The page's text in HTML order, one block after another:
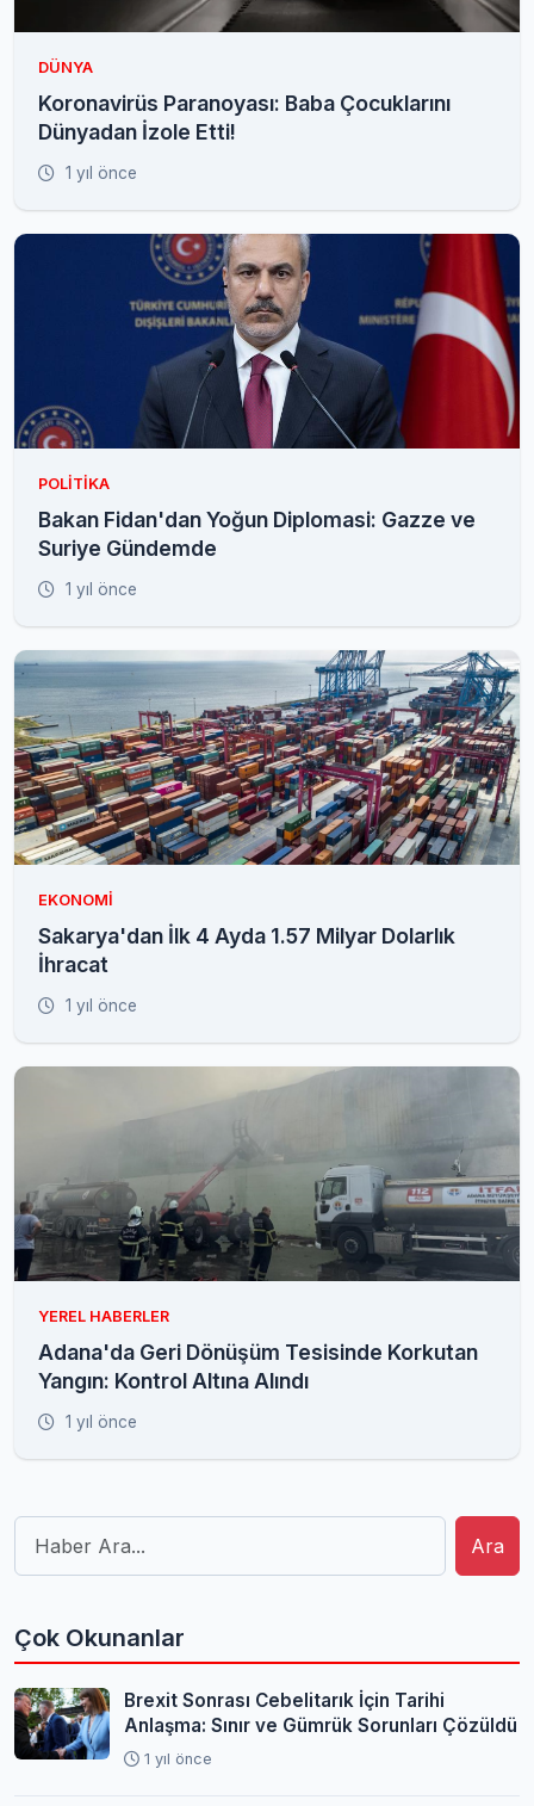
DÜNYA
Koronavirüs Paranoyası: Baba Çocuklarını
Dünyadan İzole Etti!
1 yıl önce
POLITIKA
Bakan Fidan'dan Yoğun Diplomasi: Gazze ve
Suriye Gündemde
1 yıl önce
EKONOMI
Sakarya'dan İlk 4 Ayda 1.57 Milyar Dolarlık
İhracat
1 yıl önce
YEREL HABERLER
Adana'da Geri Dönüşüm Tesisinde Korkutan
Yangın: Kontrol Altına Alındı
1 yıl önce
Ara
Çok Okunanlar
Brexit Sonrası Cebelitarık İçin Tarihi
Anlaşma: Sınır ve Gümrük Sorunları Çözüldü
1 yıl önce